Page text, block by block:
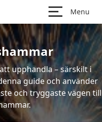
Menu
upphandla – särskilt i
guide och använder
och tryggaste vägen till